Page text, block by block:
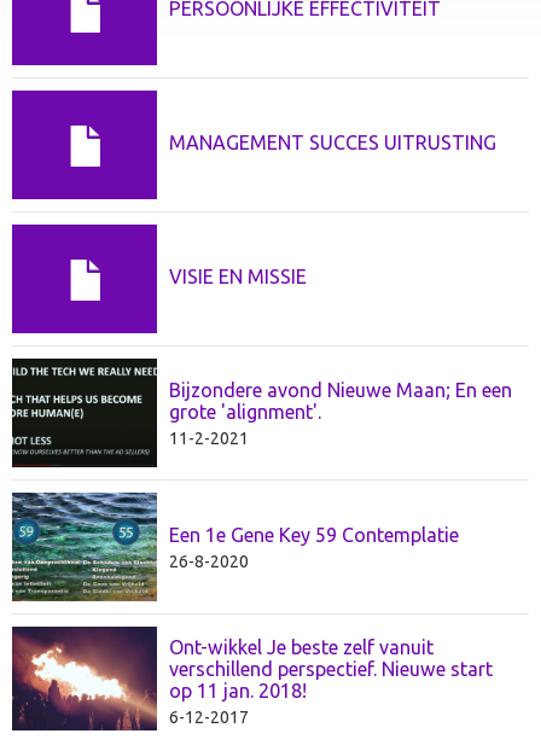
PERSOONLIJKE EFFECTIVITEIT
MANAGEMENT SUCCES UITRUSTING
VISIE EN MISSIE
Bijzondere avond Nieuwe Maan; En een
grote 'alignment'.
11-2-2021
Een 1e Gene Key 59 Contemplatie
26-8-2020
Ont-wikkel Je beste zelf vanuit
verschillend perspectief. Nieuwe start
op 11 jan. 2018!
6-12-2017